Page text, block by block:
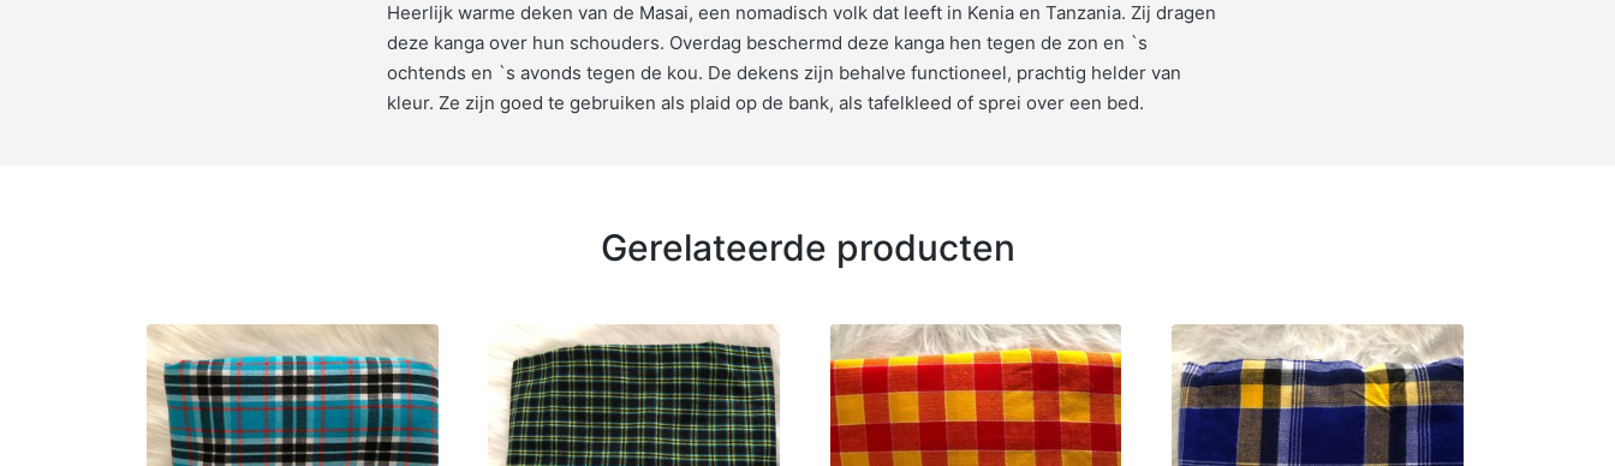
Heerlijk warme deken van de Masai, een nomadisch volk dat leeft in Kenia en Tanzania. Zij dragen
deze kanga over hun schouders. Overdag beschermd deze kanga hen tegen de zon en `s
ochtends en `s avonds tegen de kou. De dekens zijn behalve functioneel, prachtig helder van
kleur. Ze zijn goed te gebruiken als plaid op de bank, als tafelkleed of sprei over een bed.
Gerelateerde producten